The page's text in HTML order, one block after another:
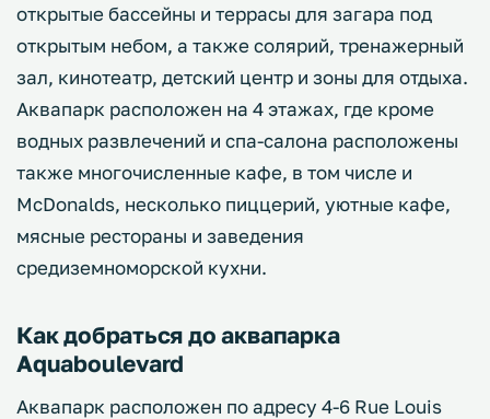
открытые бассейны и террасы для загара под
открытым небом, а также солярий, тренажерный
зал, кинотеатр, детский центр и зоны для отдыха.
Аквапарк расположен на 4 этажах, где кроме
водных развлечений и спа-салона расположены
также многочисленные кафе, в том числе и
McDonalds, несколько пиццерий, уютные кафе,
мясные рестораны и заведения
средиземноморской кухни.
Как добраться до аквапарка
Aquaboulevard
Аквапарк расположен по адресу 4-6 Rue Louis